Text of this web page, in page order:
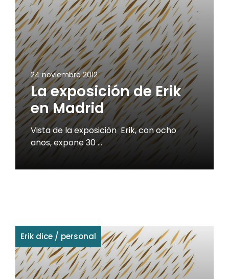
24 noviembre 2012
La exposición de Erik
en Madrid
Vista de la exposición Erik, con ocho
años, expone 30 …
Erik dice / personal